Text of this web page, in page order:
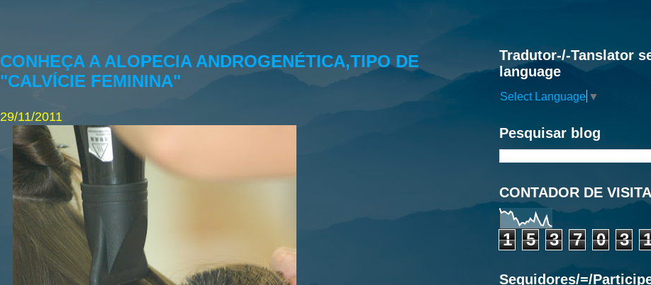
CONHEÇA A ALOPECIA ANDROGENÉTICA,TIPO DE
"CALVÍCIE FEMININA"
29/11/2011
Tradutor-/-Tanslator
language
Select Language ▼
Pesquisar blog
CONTADOR DE
1 5 3 7 0 3
Seguidores/=/